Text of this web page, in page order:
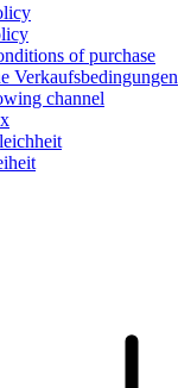
of purchase
Verkaufsbedingungen
channel